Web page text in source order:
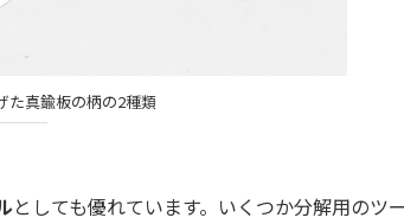
た真鍮板の柄の2種類
としても優れています。いくつか分解用のツ